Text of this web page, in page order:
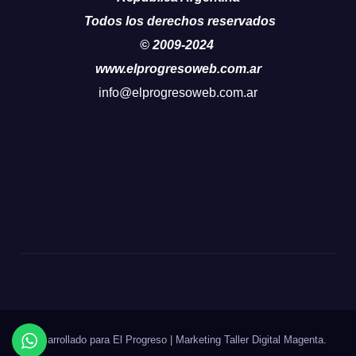
Todos los derechos reservados
© 2009-2024
www.elprogresoweb.com.ar
info@elprogresoweb.com.ar
Desarrollado para El Progreso Marketing Taller Digital Magenta.